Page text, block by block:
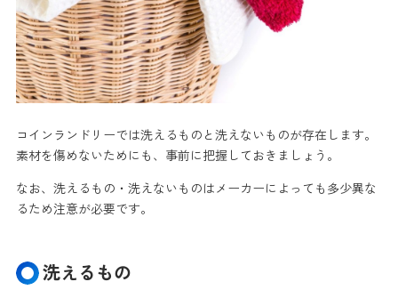
コインランドリーでは洗えるものと洗えないものが存在します。
素材を傷めないためにも、事前に把握しておきましょう。
なお、洗えるもの・洗えないものはメーカーによっても多少異な
るため注意が必要です。
洗えるもの